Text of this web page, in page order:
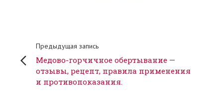
Предыдущая запись
Медово-горчичное обертывание —
отзывы, рецепт, правила применения
и противопоказания.